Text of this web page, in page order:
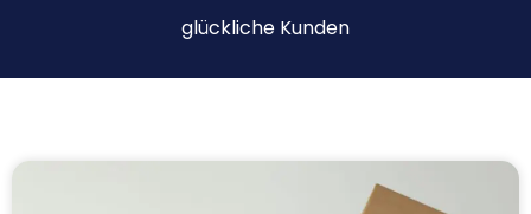
glückliche Kunden